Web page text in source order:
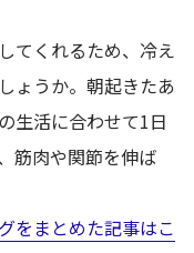
してくれるため、冷え
ょうか。朝起きたあ
生活に合わせて1日
筋肉や関節を伸ば
をまとめた記事はこ